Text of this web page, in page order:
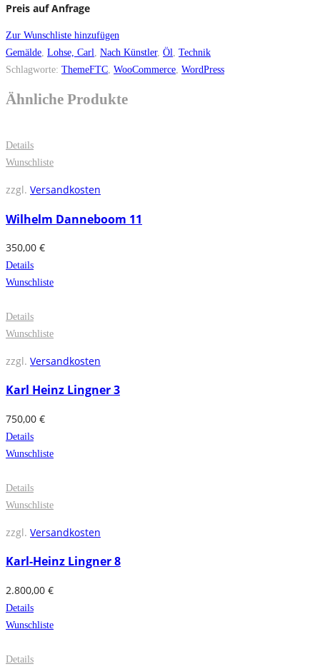
Preis auf Anfrage
Zur Wunschliste hinzufügen
Gemälde Lohse, Carl Nach Künstler, Öl Technik
Schlagworte: ThemeFTC WooCommerce WordPress
Ähnliche Produkte
Details
Wunschliste
zzgl. Versandkosten
Wilhelm Danneboom 11
350,00 €
Details
Wunschliste
Details
Wunschliste
zzgl. Versandkosten
Karl Heinz Lingner 3
750,00 €
Details
Wunschliste
Details
Wunschliste
zzgl. Versandkosten
Karl-Heinz Lingner 8
2.800,00 €
Details
Wunschliste
Details